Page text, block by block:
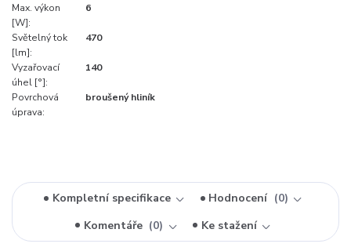
Max. výkon
[W]:
6
Světelný tok
[lm]:
470
Vyzařovací
úhel [°]:
140
Povrchová
úprava:
broušený hliník
Kompletní specifikace Hodnocení
0
Komentáře
0 Ke stažení